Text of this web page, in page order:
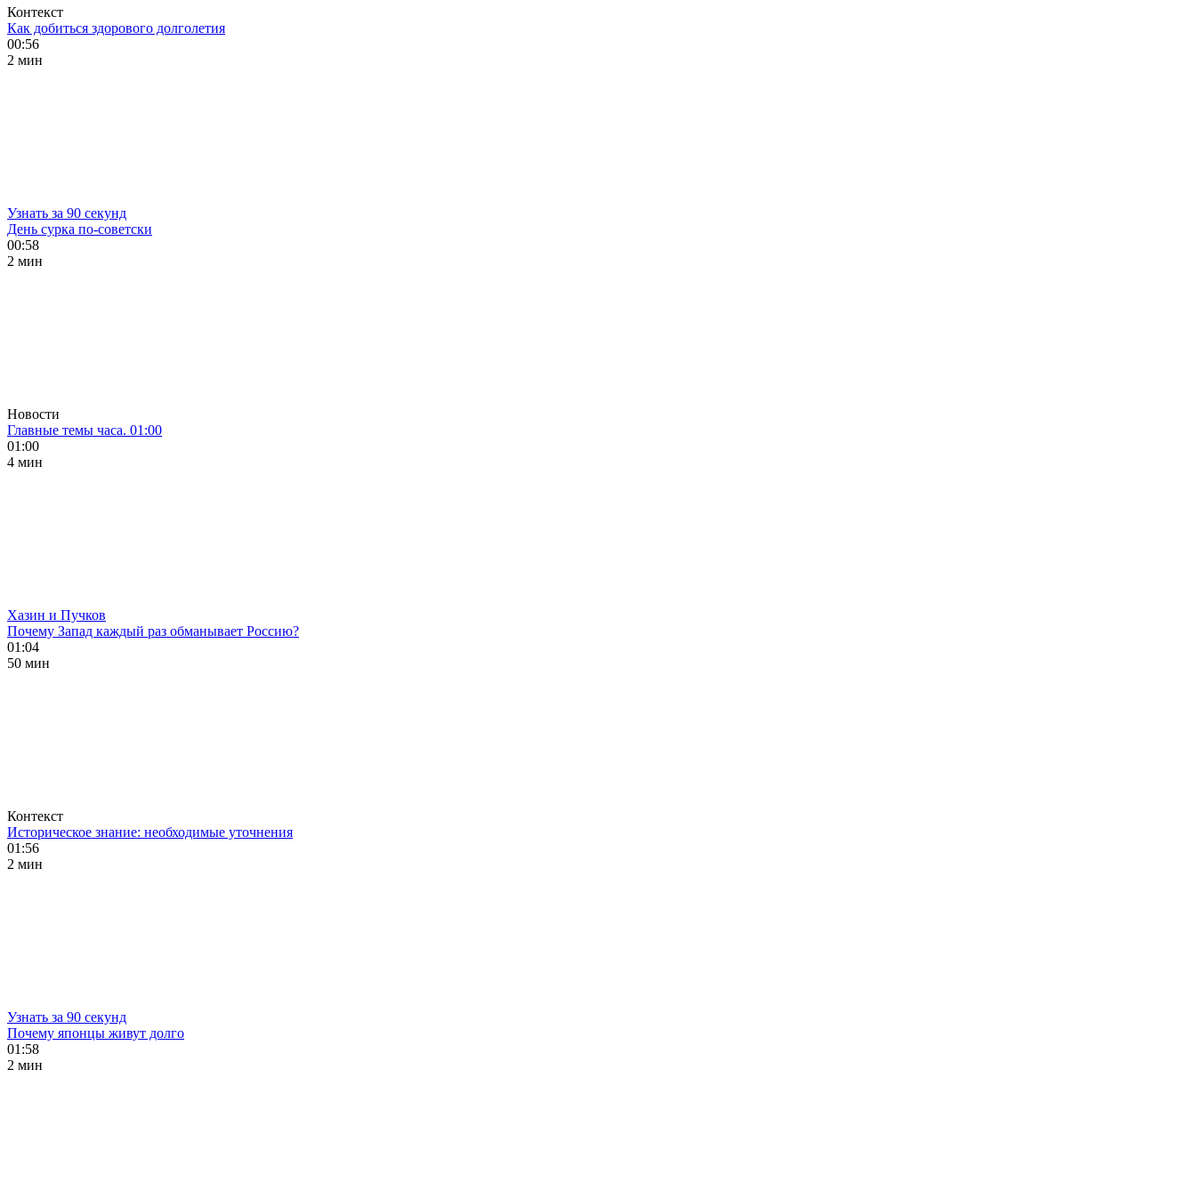
Контекст
Как добиться здорового долголетия
00:56
2 мин
Узнать за 90 секунд
День сурка по-советски
00:58
2 мин
Новости
Главные темы часа. 01:00
01:00
4 мин
Хазин и Пучков
Почему Запад каждый раз обманывает Россию?
01:04
50 мин
Контекст
Историческое знание: необходимые уточнения
01:56
2 мин
Узнать за 90 секунд
Почему японцы живут долго
01:58
2 мин